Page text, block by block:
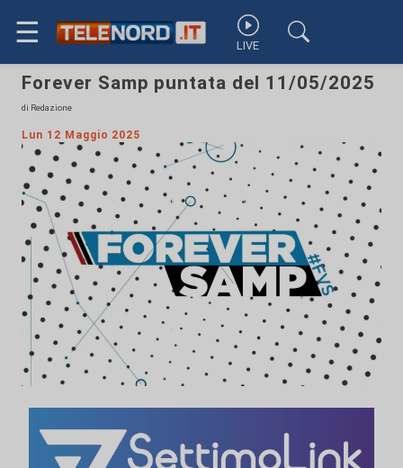
☰ LIVE
Forever Samp puntata del 11/05/2025
di Redazione
Lun 12 Maggio 2025